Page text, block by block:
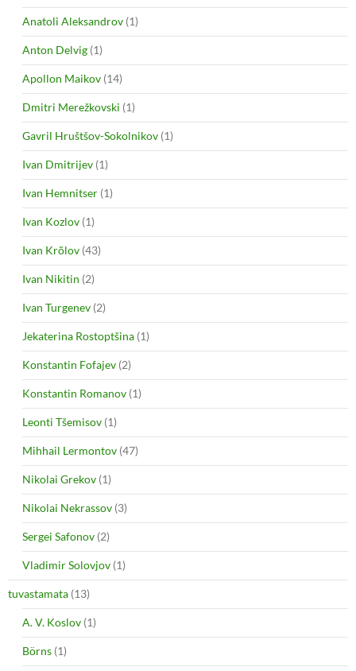
Anatoli Aleksandrov (1)
Anton Delvig (1)
Apollon Maikov (14)
Dmitri Merežkovski (1)
Gavril Hruštšov-Sokolnikov (1)
Ivan Dmitrijev (1)
Ivan Hemnitser (1)
Ivan Kozlov (1)
Ivan Krõlov (43)
Ivan Nikitin (2)
Ivan Turgenev (2)
Jekaterina Rostoptšina (1)
Konstantin Fofajev (2)
Konstantin Romanov (1)
Leonti Tšemisov (1)
Mihhail Lermontov (47)
Nikolai Grekov (1)
Nikolai Nekrassov (3)
Sergei Safonov (2)
Vladimir Solovjov (1)
tuvastamata (13)
A. V. Koslov (1)
Börns (1)